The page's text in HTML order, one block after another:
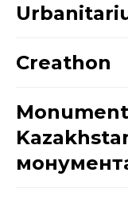
Creathon